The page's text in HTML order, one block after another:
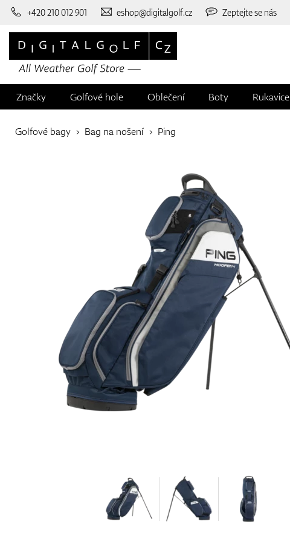
+420 210 012 901 eshop@digitalgolf.cz Zeptejte se nás
Značky Golfové hole Oblečení Boty Rukavice
Golfové bagy Bag na nošení Ping